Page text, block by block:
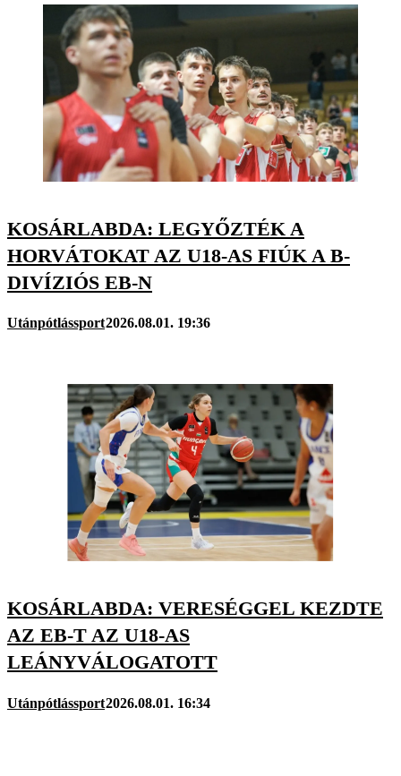
KOSÁRLABDA: LEGYŐZTÉK A
HORVÁTOKAT AZ U18-AS FIÚK A B-
DIVÍZIÓS EB-N
Utánpótlássport2026.08.01. 19:36
KOSÁRLABDA: VERESÉGGEL KEZDTE
AZ EB-T AZ U18-AS
LEÁNYVÁLOGATOTT
Utánpótlássport2026.08.01. 16:34